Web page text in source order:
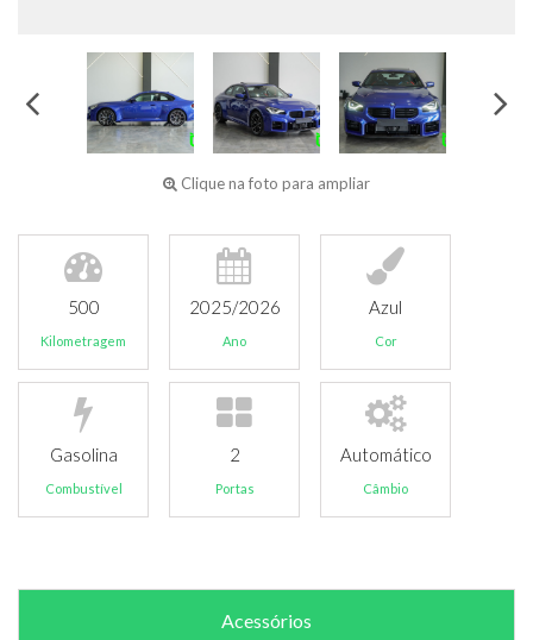
Clique na foto para ampliar
500
Kilometragem
2025/2026
Ano
Azul
Cor
Gasolina
Combustível
2
Portas
Automático
Câmbio
Acessórios